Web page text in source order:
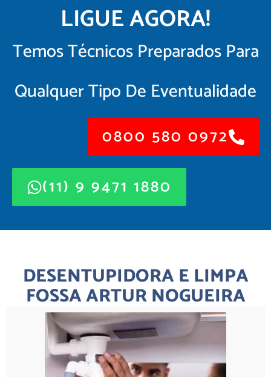
LIGUE AGORA!
Temos Técnicos Preparados Para
Qualquer Tipo De Eventualidade
0800 580 0972
(11) 9 9471 1880
DESENTUPIDORA E LIMPA
FOSSA ARTUR NOGUEIRA